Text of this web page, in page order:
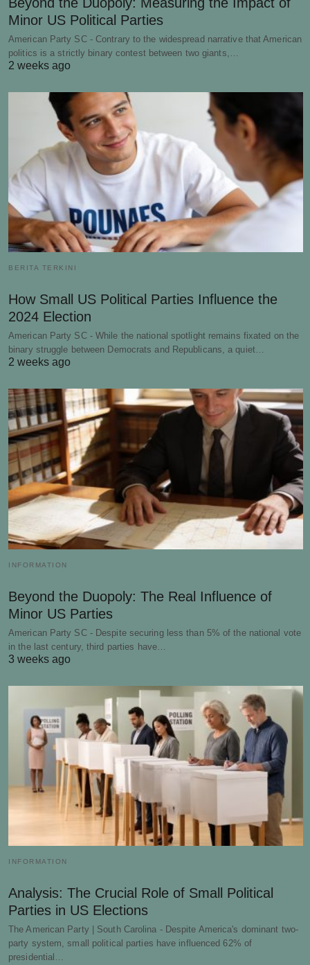
Minor US Political Parties
American Party SC - Contrary to the widespread narrative that American
politics is a strictly binary contest between two giants,…
2 weeks ago
BERITA TERKINI
How Small US Political Parties Influence the
2024 Election
American Party SC - While the national spotlight remains fixated on the
binary struggle between Democrats and Republicans, a quiet…
2 weeks ago
INFORMATION
Beyond the Duopoly: The Real Influence of
Minor US Parties
American Party SC - Despite securing less than 5% of the national vote
in the last century, third parties have…
3 weeks ago
INFORMATION
Analysis: The Crucial Role of Small Political
Parties in US Elections
The American Party | South Carolina - Despite America's dominant two-
party system, small political parties have influenced 62% of
presidential…